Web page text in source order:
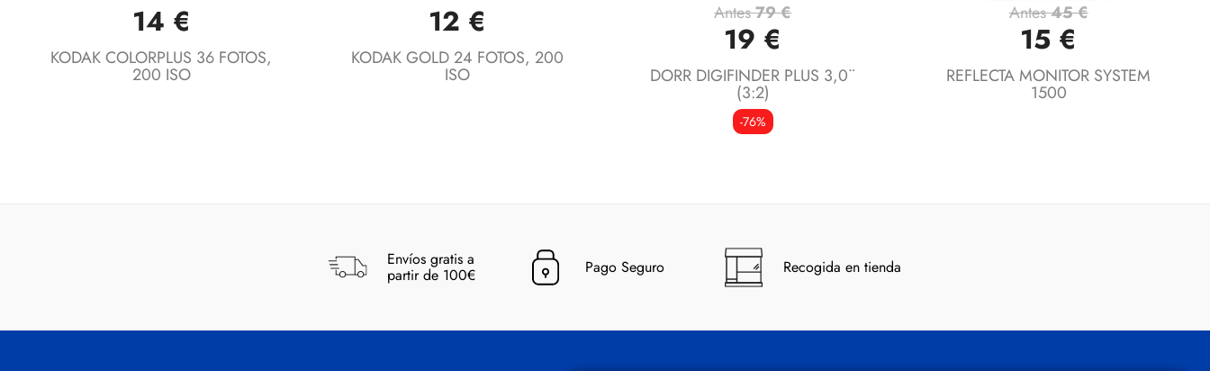
Vista rápida
14 €
KODAK COLORPLUS 36 FOTOS,
200 ISO
Vista rápida
12 €
KODAK GOLD 24 FOTOS, 200
ISO
Vista rápida
Antes79 €
19 €
DORR DIGIFINDER PLUS 3,0¨
(3:2)
-76%
Vista rápida
Antes45 €
15 €
REFLECTA MONITOR SYSTEM
1500
Envíos gratis a
partir de 100€ Pago Seguro Recogida en tienda